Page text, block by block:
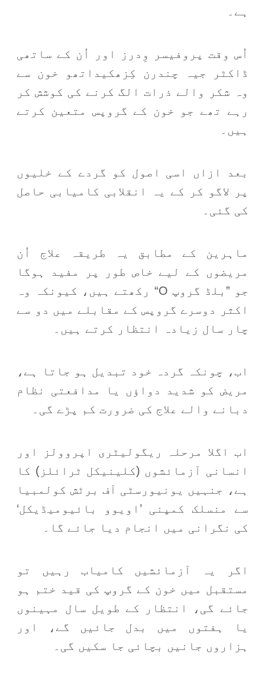
ہے۔
اُس وقت پروفیسر وِدرز اور اُن کے ساتھی
ڈاکٹر جیہ چندرن کِزھکیداتھو خون سے
وہ شکر والے ذرات الگ کرنے کی کوشش کر
رہے تھے جو خون کے گروپس متعین کرتے
ہیں۔
بعد ازاں اسی اصول کو گردے کے خلیوں
پر لاگو کر کے یہ انقلابی کامیابی حاصل
کی گئی۔
ماہرین کے مطابق یہ طریقہ علاج اُن
مریضوں کے لیے خاص طور پر مفید ہوگا
جو ”بلڈ گروپ O“ رکھتے ہیں، کیونکہ وہ
اکثر دوسرے گروپس کے مقابلے میں دو سے
چار سال زیادہ انتظار کرتے ہیں۔
اب، چونکہ گردہ خود تبدیل ہو جاتا ہے،
مریض کو شدید دواؤں یا مدافعتی نظام
دبانے والے علاج کی ضرورت کم پڑے گی۔
اب اگلا مرحلہ ریگولیٹری اپروولز اور
انسانی آزمائشوں (کلینیکل ٹرائلز) کا
ہے، جنہیں یونیورسٹی آف برٹش کولمبیا
سے منسلک کمپنی ’اویوو بائیومیڈیکل‘
کی نگرانی میں انجام دیا جائے گا۔
اگر یہ آزمائشیں کامیاب رہیں تو
مستقبل میں خون کے گروپ کی قید ختم ہو
جائے گی، انتظار کے طویل سال مہینوں
یا ہفتوں میں بدل جائیں گے، اور
ہزاروں جانیں بچائی جا سکیں گی۔